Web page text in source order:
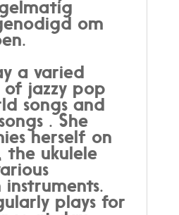
om
a varied
jazzy pop
songs and
. She
herself on
the ukulele
instruments.
plays for